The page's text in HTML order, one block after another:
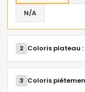
N/A
2 Coloris plateau :
3 Coloris